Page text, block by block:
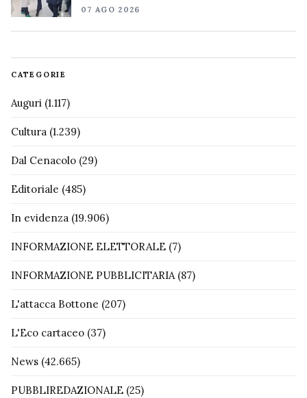
07 AGO 2026
CATEGORIE
Auguri (1.117)
Cultura (1.239)
Dal Cenacolo (29)
Editoriale (485)
In evidenza (19.906)
INFORMAZIONE ELETTORALE (7)
INFORMAZIONE PUBBLICITARIA(87)
L'attacca Bottone (207)
L'Eco cartaceo (37)
News (42.665)
PUBBLIREDAZIONALE (25)